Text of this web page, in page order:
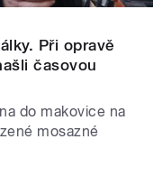
Při opravě
časovou
do makovice na
mosazné